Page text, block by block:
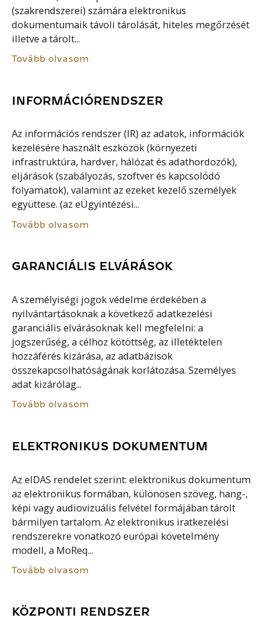
(szakrendszerei) számára elektronikus
dokumentumaik távoli tárolását, hiteles megőrzését
illetve a tárolt...
Tovább olvasom
INFORMÁCIÓRENDSZER
Az információs rendszer (IR) az adatok, információk
kezelésére használt eszközök (környezeti
infrastruktúra, hardver, hálózat és adathordozók),
eljárások (szabályozás, szoftver és kapcsolódó
folyamatok), valamint az ezeket kezelő személyek
együttese. (az eÜgyintézési...
Tovább olvasom
GARANCIÁLIS ELVÁRÁSOK
A személyiségi jogok védelme érdekében a
nyilvántartásoknak a következő adatkezelési
garanciális elvárásoknak kell megfelelni: a
jogszerűség, a célhoz kötöttség, az illetéktelen
hozzáférés kizárása, az adatbázisok
összekapcsolhatóságának korlátozása. Személyes
adat kizárólag...
Tovább olvasom
ELEKTRONIKUS DOKUMENTUM
Az eIDAS rendelet szerint: elektronikus dokumentum
az elektronikus formában, különösen szöveg, hang-,
képi vagy audiovizuális felvétel formájában tárolt
bármilyen tartalom. Az elektronikus iratkezelési
rendszerekre vonatkozó európai követelmény
modell, a MoReq...
Tovább olvasom
KÖZPONTI RENDSZER